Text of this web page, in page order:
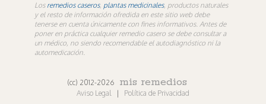
Los remedios caseros, plantas medicinales, productos naturales
y el resto de información ofredida en este sitio web debe
tenerse en cuenta únicamente con fines informativos. Antes de
poner en práctica cualquier remedio casero se debe consultar a
un médico, no siendo recomendable el autodiagnóstico ni la
automedicación.
(cc) 2012-2026 mis remedios
Aviso Legal | Política de Privacidad